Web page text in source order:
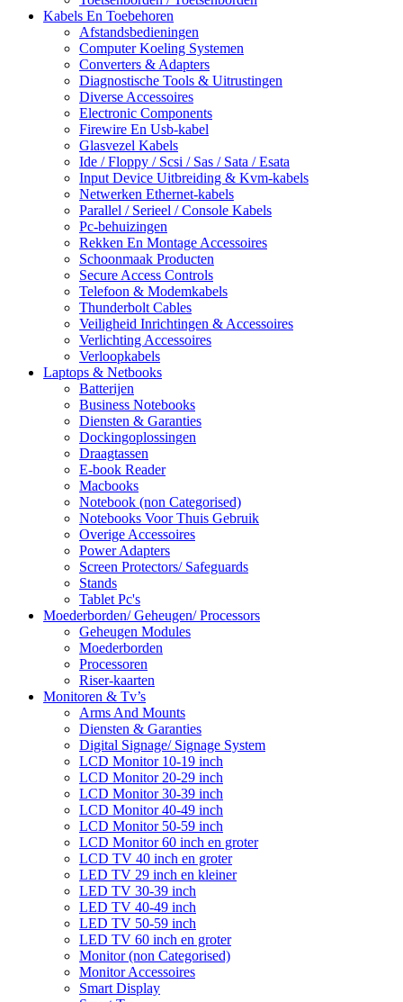
Kabels En Toebehoren
Afstandsbedieningen
Computer Koeling Systemen
Converters & Adapters
Diagnostische Tools & Uitrustingen
Diverse Accessoires
Electronic Components
Firewire En Usb-kabel
Glasvezel Kabels
Ide / Floppy / Scsi / Sas / Sata / Esata
Input Device Uitbreiding & Kvm-kabels
Netwerken Ethernet-kabels
Parallel / Serieel / Console Kabels
Pc-behuizingen
Rekken En Montage Accessoires
Schoonmaak Producten
Secure Access Controls
Telefoon & Modemkabels
Thunderbolt Cables
Veiligheid Inrichtingen & Accessoires
Verlichting Accessoires
Verloopkabels
Laptops & Netbooks
Batterijen
Business Notebooks
Diensten & Garanties
Dockingoplossingen
Draagtassen
E-book Reader
Macbooks
Notebook (non Categorised)
Notebooks Voor Thuis Gebruik
Overige Accessoires
Power Adapters
Screen Protectors/ Safeguards
Stands
Tablet Pc's
Moederborden/ Geheugen/ Processors
Geheugen Modules
Moederborden
Processoren
Riser-kaarten
Monitoren & Tv’s
Arms And Mounts
Diensten & Garanties
Digital Signage/ Signage System
LCD Monitor 10-19 inch
LCD Monitor 20-29 inch
LCD Monitor 30-39 inch
LCD Monitor 40-49 inch
LCD Monitor 50-59 inch
LCD Monitor 60 inch en groter
LCD TV 40 inch en groter
LED TV 29 inch en kleiner
LED TV 30-39 inch
LED TV 40-49 inch
LED TV 50-59 inch
LED TV 60 inch en groter
Monitor (non Categorised)
Monitor Accessoires
Smart Display